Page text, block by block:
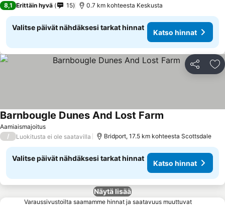
8,1 Erittäin hyvä 15 0.7 km kohteesta Keskusta
Valitse päivät nähdäksesi tarkat hinnat
Katso hinnat
Jaa
Aamiaismajoitus
Barnbougle Dunes And Lost Farm
/ Luokitusta ei ole saatavilla Bridport, 17.5 km kohteesta Scottsdale
Valitse päivät nähdäksesi tarkat hinnat
Katso hinnat
Näytä lisää
Varaussivustoilta saamamme hinnat ja saatavuus muuttuvat